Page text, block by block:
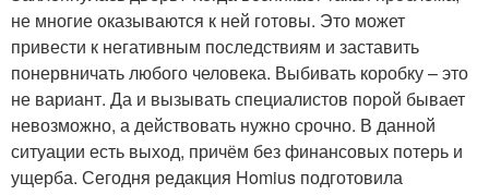
не многие оказываются к ней готовы. Это может
привести к негативным последствиям и заставить
понервничать любого человека. Выбивать коробку – это
не вариант. Да и вызывать специалистов порой бывает
невозможно, а действовать нужно срочно. В данной
ситуации есть выход, причём без финансовых потерь и
ущерба. Сегодня редакция Homius подготовила